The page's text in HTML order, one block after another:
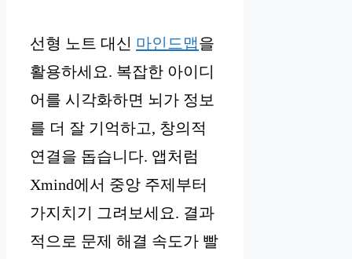
선형 노트 대신 마인드맵을
활용하세요. 복잡한 아이디
어를 시각화하면 뇌가 정보
를 더 잘 기억하고, 창의적
연결을 돕습니다. 앱처럼
Xmind에서 중앙 주제부터
가지치기 그려보세요. 결과
적으로 문제 해결 속도가 빨